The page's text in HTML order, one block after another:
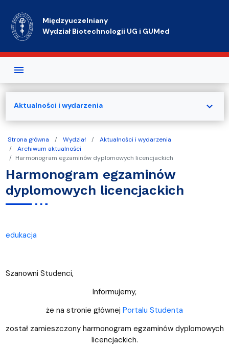
Międzyuczelniany
Wydział Biotechnologii UG i GUMed
Strona główna Wydział
Aktualności i wydarzenia
Archiwum aktualności
Harmonogram egzaminów dyplomowych licencjackich
Harmonogram egzaminów
dyplomowych licencjackich
edukacja
Szanowni Studenci,
Informujemy,
że na stronie głównej Portalu Studenta
został zamieszczony harmonogram egzaminów dyplomowych
licencjackich.
Aktualności i wydarzenia expand_more